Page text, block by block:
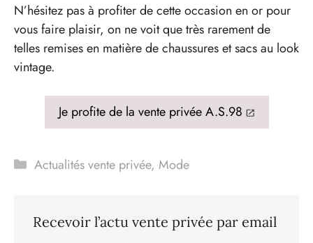
N’hésitez pas à profiter de cette occasion en or pour
vous faire plaisir, on ne voit que très rarement de
telles remises en matière de chaussures et sacs au look
vintage.
Je profite de la vente privée A.S.98
Catégories
Actualités vente privée, Mode
Recevoir l’actu vente privée par email